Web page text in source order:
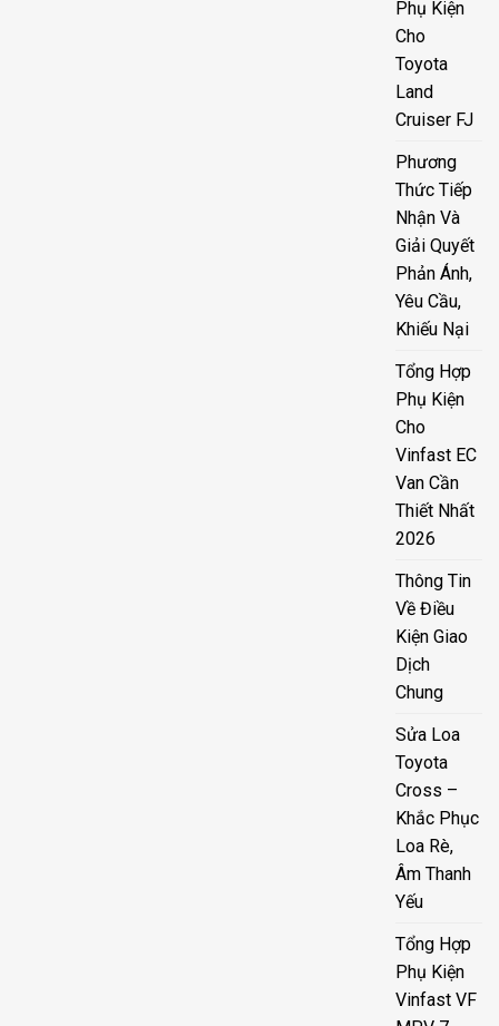
Phụ Kiện
Cho
Toyota
Land
Cruiser FJ
Phương
Thức Tiếp
Nhận Và
Giải Quyết
Phản Ánh,
Yêu Cầu,
Khiếu Nại
Tổng Hợp
Phụ Kiện
Cho
Vinfast EC
Van Cần
Thiết Nhất
2026
Thông Tin
Về Điều
Kiện Giao
Dịch
Chung
Sửa Loa
Toyota
Cross –
Khắc Phục
Loa Rè,
Âm Thanh
Yếu
Tổng Hợp
Phụ Kiện
Vinfast VF